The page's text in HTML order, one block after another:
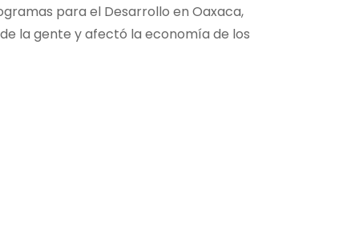
para el Desarrollo en Oaxaca,
la gente y afectó la economía de los